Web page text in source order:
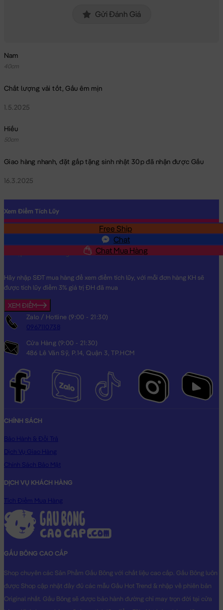
Gửi Đánh Giá
Nam
40cm
Chất lượng vải tốt, Gấu êm mịn
1.5.2025
Hiếu
50cm
Giao hàng nhanh, đặt gấp tặng sinh nhật 30p đã nhận được Gấu
16.3.2025
Free Ship
Chat
Chat Mua Hàng
Xem Điểm Tích Lũy
Hãy nhập SĐT mua hàng để xem điểm tích lũy, với mỗi đơn hàng KH sẽ
được tích lũy điểm 3% giá trị ĐH đã mua
XEM ĐIỂM
Zalo / Hotline (9:00 - 21:30)
0967110738
Cửa Hàng (9:00 - 21:30)
486 Lê Văn Sỹ, P.14, Quận 3, TP.HCM
CHÍNH SÁCH
Bảo Hành & Đổi Trả
Dịch Vụ Giao Hàng
Chính Sách Bảo Mật
DỊCH VỤ KHÁCH HÀNG
Tích Điểm Mua Hàng
GẤU BÔNG CAO CẤP
Shop chuyên các Sản Phẩm Gấu Bông với chất liệu cao cấp. Gấu Bông luôn
được Shop cập nhật đầy đủ các mẫu Gấu Hot Trend & nhập về phiên bản
Original nhất. Gấu Bông sẽ được bảo hành đường chỉ may trọn đời tại cửa